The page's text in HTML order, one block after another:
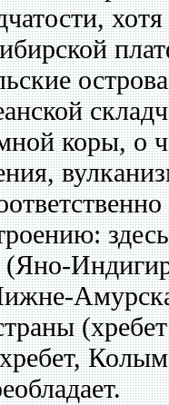
коры, о